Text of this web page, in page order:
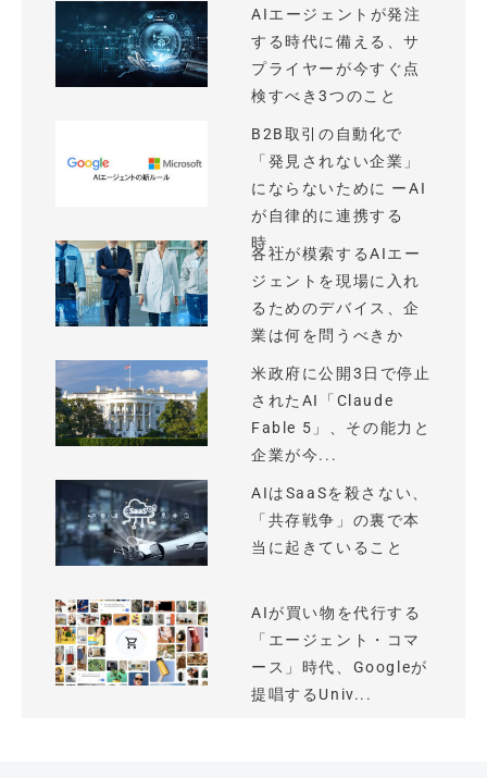
AIエージェントが発注
する時代に備える、サ
プライヤーが今すぐ点
検すべき3つのこと
B2B取引の自動化で
「発見されない企業」
にならないために ーAI
が自律的に連携する
時...
各社が模索するAIエー
ジェントを現場に入れ
るためのデバイス、企
業は何を問うべきか
米政府に公開3日で停止
されたAI「Claude
Fable 5」、その能力と
企業が今...
AIはSaaSを殺さない、
「共存戦争」の裏で本
当に起きていること
AIが買い物を代行する
「エージェント・コマ
ース」時代、Googleが
提唱するUniv...